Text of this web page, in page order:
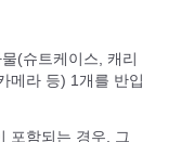
(슈트케이스, 캐리
메라 등) 1개를 반입
포함되는 경우, 그